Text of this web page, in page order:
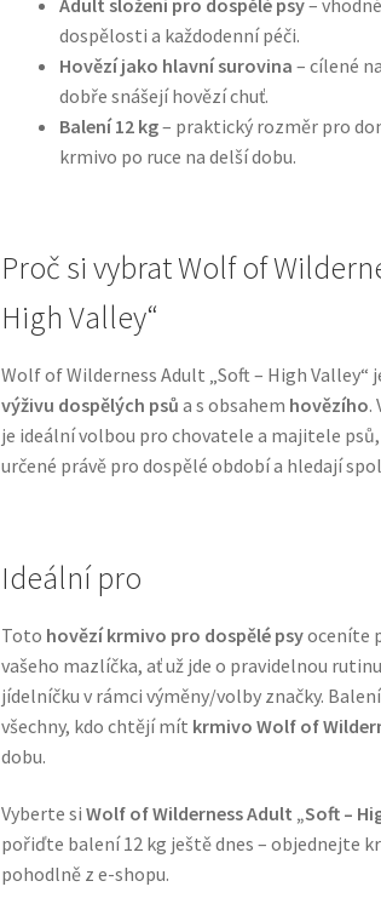
dospělosti a každodenní péči.
Hovězí jako hlavní surovina – cílené
dobře snášejí hovězí chuť.
Balení 12 kg– praktický rozměr pro
krmivo po ruce na delší dobu.
Proč si vybrat Wolf of
High Valley“
Wolf of Wilderness Adult „Soft – High Valley“
výživu dospělých psů a s obsahem hovězího.
je ideální volbou pro chovatele a majitele
určené právě pro dospělé období a hledají
Ideální pro
Toto hovězí krmivo pro dospělé psyoceníte
vašeho mazlíčka, ať už jde o pravidelnou
jídelníčku v rámci výměny/volby značky. Balení
všechny, kdo chtějí mít krmivo Wolf of
dobu.
Vyberte si Wolf of Wilderness Adult „Soft –
pořiďte balení 12 kg ještě dnes – objednejte
pohodlně z e-shopu.